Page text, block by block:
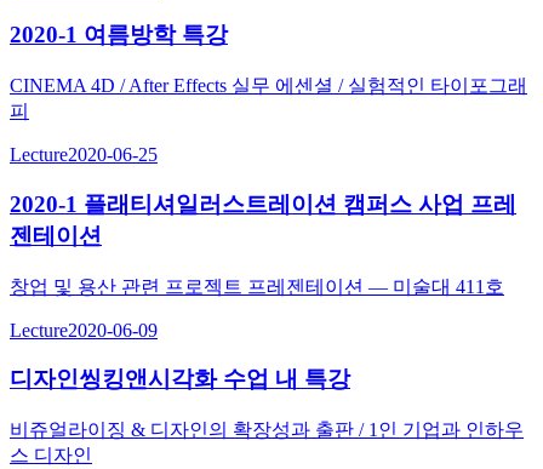
2020-1 여름방학 특강
CINEMA 4D / After Effects 실무 에센셜 / 실험적인 타이포그래
피
Lecture2020-06-25
2020-1 플래티셔일러스트레이션 캠퍼스 사업 프레
젠테이션
창업 및 용산 관련 프로젝트 프레젠테이션 — 미술대 411호
Lecture2020-06-09
디자인씽킹앤시각화 수업 내 특강
비쥬얼라이징 & 디자인의 확장성과 출판 / 1인 기업과 인하우
스 디자인